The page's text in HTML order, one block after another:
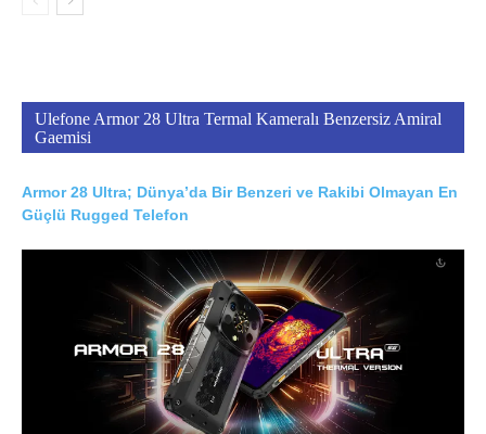
Ulefone Armor 28 Ultra Termal Kameralı Benzersiz Amiral
Gaemisi
Armor 28 Ultra; Dünya’da Bir Benzeri ve Rakibi Olmayan En
Güçlü Rugged Telefon